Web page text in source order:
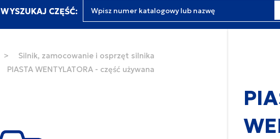
WYSZUKAJ CZĘŚĆ:
>
Silnik, zamocowanie i osprzęt silnika
PIASTA WENTYLATORA - część używana